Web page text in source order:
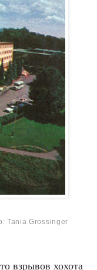
Tania Grossinger
взрывов хохота